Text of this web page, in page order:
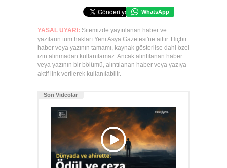
WhatsApp
YASAL UYARI: Sitemizde yayınlanan haber ve
yazıların tüm hakları Yeni Asya Gazetesi'ne aittir. Hiçbir
haber veya yazının tamamı, kaynak gösterilse dahi özel
izin alınmadan kullanılamaz. Ancak alıntılanan haber
veya yazının bir bölümü, alıntılanan haber veya yazıya
aktif link verilerek kullanılabilir.
Son Videolar